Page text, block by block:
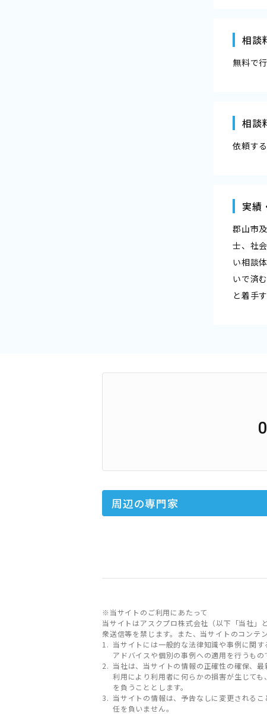
相談
無料で
相談
依頼す
実績
郡山市
士、社
い相談
いで済
と着手
周辺の専門家
※当サイトのご利用にあたって
当サイトはアスクプロ株式会社（以下「当社」
衆送信等を禁じます。また、当サイトのコンテ
当サイトには一般的な法律知識や事例に関
アドバイスや個別の事例への適用を行うもの
当社は、当サイトの情報の正確性の確保、
利用により利用者に何らかの損害が生じて
を負うこととします。
当サイトの情報は、予告なしに変更される
任を負いません。